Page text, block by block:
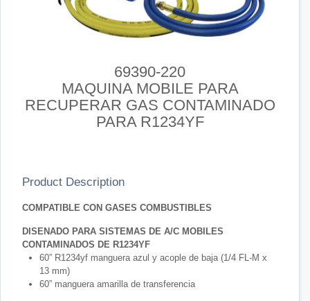
69390-220
MAQUINA MOBILE PARA
RECUPERAR GAS CONTAMINADO
PARA R1234YF
Product Description
COMPATIBLE CON GASES COMBUSTIBLES
DISENADO PARA SISTEMAS DE A/C MOBILES
CONTAMINADOS DE R1234YF
60” R1234yf manguera azul y acople de baja (1/4 FL-M x
13 mm)
60” manguera amarilla de transferencia